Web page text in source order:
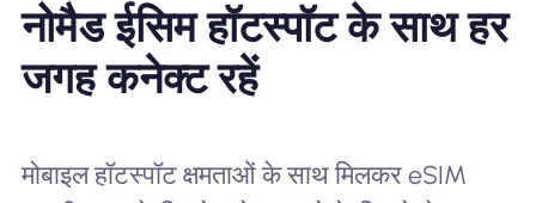
नोमैड ईसिम हॉटस्पॉट के साथ हर
जगह कनेक्ट रहें
मोबाइल हॉटस्पॉट क्षमताओं के साथ मिलकर eSIM